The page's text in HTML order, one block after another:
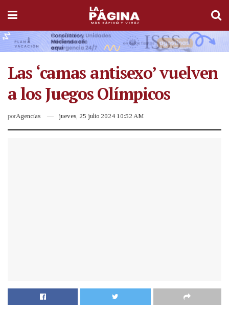
Las ‘camas antisexo’ vuelven
a los Juegos Olímpicos
porAgencias jueves, 25 julio 2024 10:52 AM